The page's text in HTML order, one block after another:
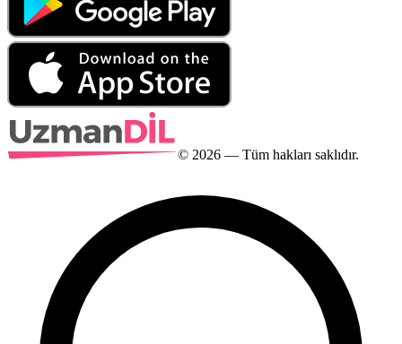
© 2026 — Tüm hakları saklıdır.